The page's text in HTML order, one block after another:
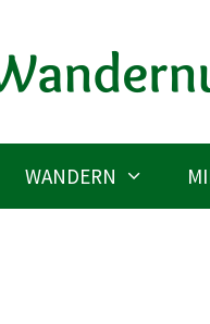
WANDERN